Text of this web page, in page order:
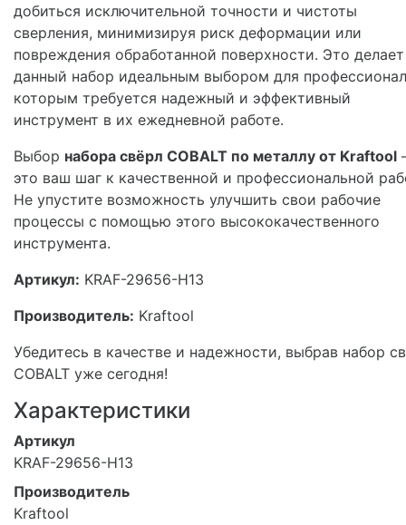
добиться исключительной точности и чистоты
сверления, минимизируя риск деформации или
повреждения обработанной поверхности. Это делает
данный набор идеальным выбором для
которым требуется надежный и эффективный
инструмент в их ежедневной работе.
Выбор набора свёрл COBALT по металлу от Kraftool
это ваш шаг к качественной и профессиональной
Не упустите возможность улучшить свои рабочие
процессы с помощью этого высококачественного
инструмента.
Артикул: KRAF-29656-H13
Производитель: Kraftool
Убедитесь в качестве и надежности, выбрав набор
COBALT уже сегодня!
Характеристики
Артикул
KRAF-29656-H13
Производитель
Kraftool